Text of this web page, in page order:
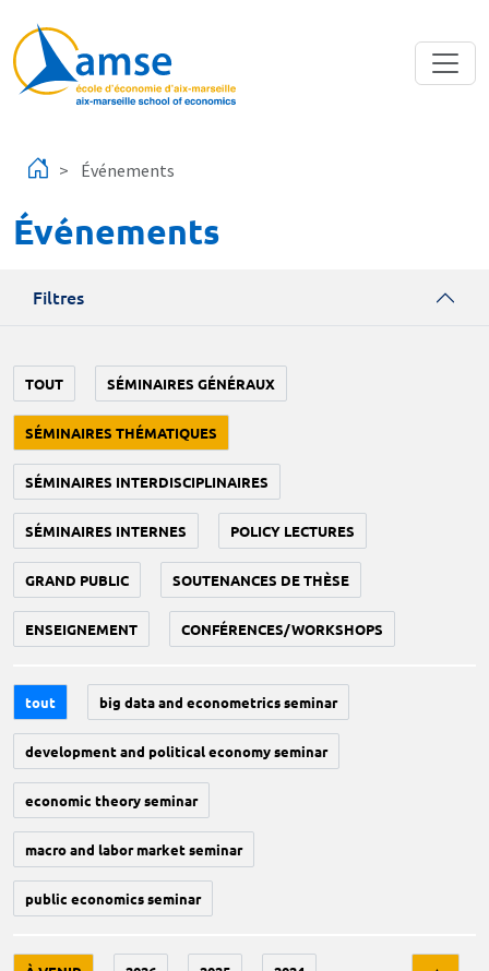
Événements
Événements
Filtres
TOUT SÉMINAIRES GÉNÉRAUX
SÉMINAIRES THÉMATIQUES
SÉMINAIRES INTERDISCIPLINAIRES
SÉMINAIRES INTERNES POLICY LECTURES
GRAND PUBLIC SOUTENANCES DE THÈSE
ENSEIGNEMENT CONFÉRENCES/WORKSHOPS
tout big data and econometrics seminar
development and political economy seminar
economic theory seminar
macro and labor market seminar
public economics seminar